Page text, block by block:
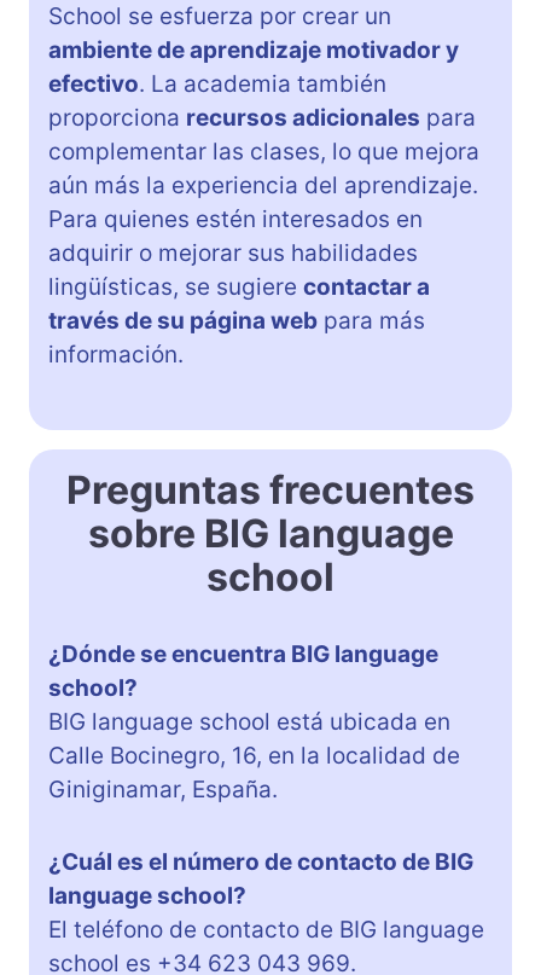
School se esfuerza por crear un
ambiente de aprendizaje motivador y
efectivo. La academia también
proporciona recursos adicionales para
complementar las clases, lo que mejora
aún más la experiencia del aprendizaje.
Para quienes estén interesados en
adquirir o mejorar sus habilidades
lingüísticas, se sugiere contactar a
través de su página web para más
información.
Preguntas frecuentes
sobre BIG language
school
¿Dónde se encuentra BIG language
school?
BIG language school está ubicada en
Calle Bocinegro, 16, en la localidad de
Giniginamar, España.
¿Cuál es el número de contacto de BIG
language school?
El teléfono de contacto de BIG language
school es +34 623 043 969.